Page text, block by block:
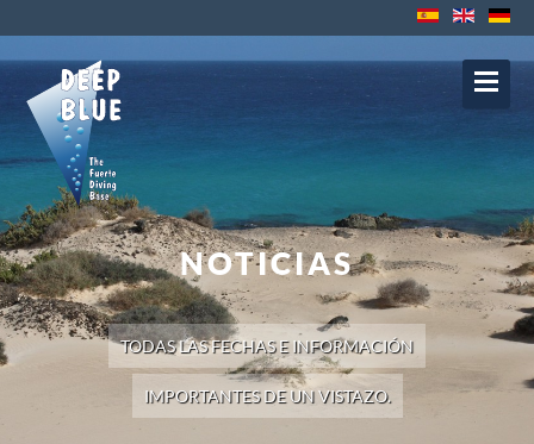
Aviso Legal
NOTICIAS
TODAS LAS FECHAS E INFORMACIÓN
IMPORTANTES DE UN VISTAZO.